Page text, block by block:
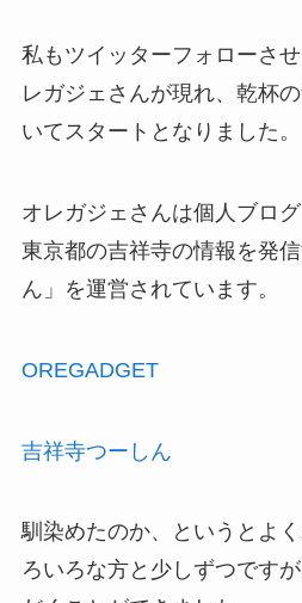
私もツイッターフォローさ
レガジェさんが現れ、乾杯
いてスタートとなりました。
オレガジェさんは個人ブロ
東京都の吉祥寺の情報を発
ん」を運営されています。
OREGADGET
吉祥寺つーしん
馴染めたのか、というとよ
ろいろな方と少しずつです